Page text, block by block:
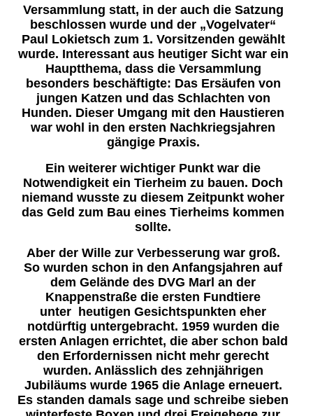
Versammlung statt, in der auch die Satzung
beschlossen wurde und der „Vogelvater“
Paul Lokietsch zum 1. Vorsitzenden gewählt
wurde. Interessant aus heutiger Sicht war ein
Hauptthema, dass die Versammlung
besonders beschäftigte: Das Ersäufen von
jungen Katzen und das Schlachten von
Hunden. Dieser Umgang mit den Haustieren
war wohl in den ersten Nachkriegsjahren
gängige Praxis.
Ein weiterer wichtiger Punkt war die
Notwendigkeit ein Tierheim zu bauen. Doch
niemand wusste zu diesem Zeitpunkt woher
das Geld zum Bau eines Tierheims kommen
sollte.
Aber der Wille zur Verbesserung war groß.
So wurden schon in den Anfangsjahren auf
dem Gelände des DVG Marl an der
Knappenstraße die ersten Fundtiere
unter heutigen Gesichtspunkten eher
notdürftig untergebracht. 1959 wurden die
ersten Anlagen errichtet, die aber schon bald
den Erfordernissen nicht mehr gerecht
wurden. Anlässlich des zehnjährigen
Jubiläums wurde 1965 die Anlage erneuert.
Es standen damals sage und schreibe sieben